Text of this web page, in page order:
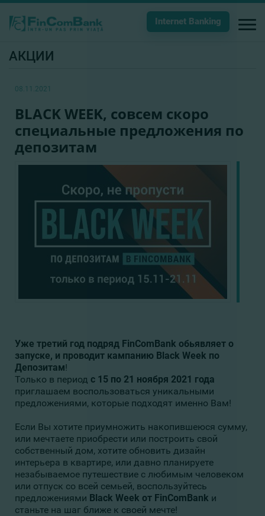
Internet Banking
АКЦИИ
08.11.2021
BLACK WEEK, совсем скоро
специальные предложения по
депозитам
Уже третий год подряд FinComBank обьявляет о
запуске, и проводит кампанию Black Week по
Депозитам!
Только в период с 15 по 21 ноября 2021 года
приглашаем воспользоваться уникальными
предложениями, которые подходят именно Вам!
Если Вы хотите приумножить накопившеюся сумму,
или мечтаете приобрести или построить свой
собственный дом, хотите обновить дизайн
интерьера в квартире, или давно планируете
незабываемое путешествие с любимым человеком
или отпуск со всей семьей, воспользуйтесь
предложениями Black Week от FinComBank и
станьте на шаг ближе к своей мечте!